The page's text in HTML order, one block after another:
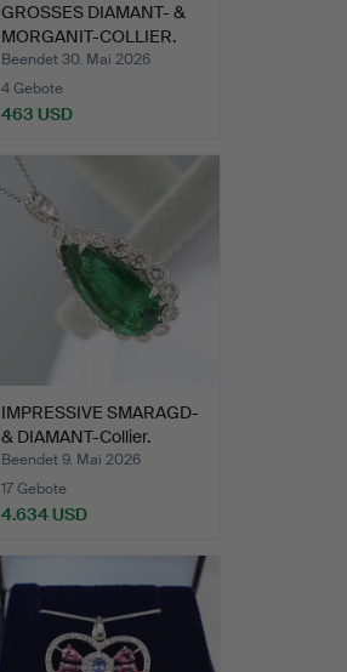
GROSSES DIAMANT- &
MORGANIT-COLLIER.
Beendet 30. Mai 2026
4 Gebote
463 USD
IMPRESSIVE SMARAGD-
& DIAMANT-Collier.
Beendet 9. Mai 2026
17 Gebote
4.634 USD